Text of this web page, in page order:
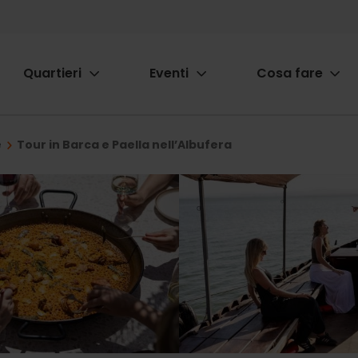
Quartieri Eventi Cosa fare
Tour in Barca e Paella nell’Albufera